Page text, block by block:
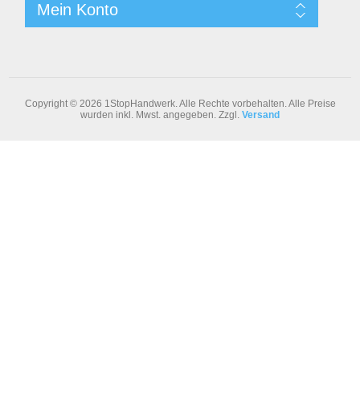
Mein Konto
Copyright © 2026 1StopHandwerk. Alle Rechte vorbehalten.Alle Preise
wurden inkl. Mwst. angegeben. Zzgl. Versand